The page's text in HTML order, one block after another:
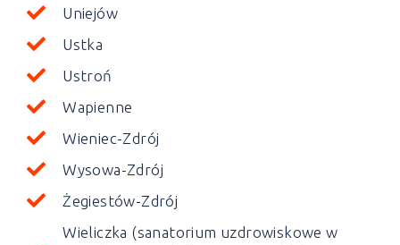
Uniejów
Ustka
Ustroń
Wapienne
Wieniec-Zdrój
Wysowa-Zdrój
Żegiestów-Zdrój
Wieliczka (sanatorium uzdrowiskowe w